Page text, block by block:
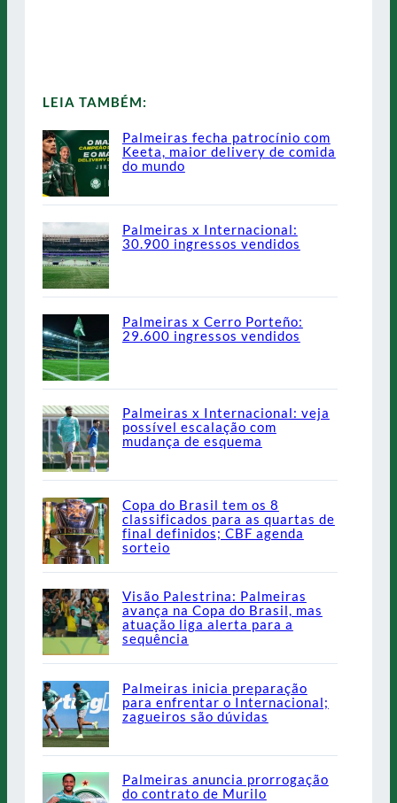
LEIA TAMBÉM:
Palmeiras fecha patrocínio com
Keeta, maior delivery de comida
do mundo
Palmeiras x Internacional:
30.900 ingressos vendidos
Palmeiras x Cerro Porteño:
29.600 ingressos vendidos
Palmeiras x Internacional: veja
possível escalação com
mudança de esquema
Copa do Brasil tem os 8
classificados para as quartas de
final definidos; CBF agenda
sorteio
Visão Palestrina: Palmeiras
avança na Copa do Brasil, mas
atuação liga alerta para a
sequência
Palmeiras inicia preparação
para enfrentar o Internacional;
zagueiros são dúvidas
Palmeiras anuncia prorrogação
do contrato de Murilo